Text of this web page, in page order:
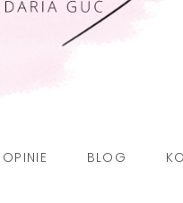
OPINIE BLOG